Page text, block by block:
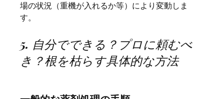
場の状況（重機が入れるか等）により変動しま
す。
5. 自分でできる？プロに頼むべ
き？根を枯らす具体的な方法